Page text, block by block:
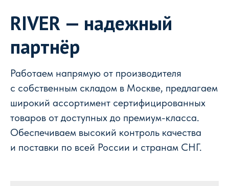
RIVER — надежный
партнёр
Работаем напрямую от производителя
с собственным складом в Москве, предлагаем
широкий ассортимент сертифицированных
товаров от доступных до премиум-класса.
Обеспечиваем высокий контроль качества
и поставки по всей России и странам СНГ.